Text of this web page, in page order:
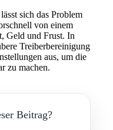
sich das Problem
von einem
Geld und Frust. In
Treiberbereinigung
aus, um die
zu machen.
Beitrag?